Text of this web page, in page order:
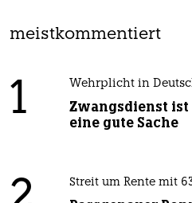
meistkommentiert
1 Wehrplicht in
Zwangsdienst
eine gute Sache
Streit um Rente mit